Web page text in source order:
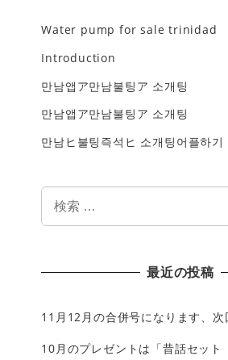
Water pump for sale trinidad
Introduction
만남앱ア만남불팅ア 소개팅
만남앱ア만남불팅ア 소개팅
만남ヒ불팅즉석ヒ 소개팅어플하기
最近の投稿
11月12月の合併号になります、次
10月のプレゼントは「昔話セット